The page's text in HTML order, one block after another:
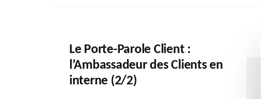
Le Porte-Parole Client :
l’Ambassadeur des Clients en
interne (2/2)